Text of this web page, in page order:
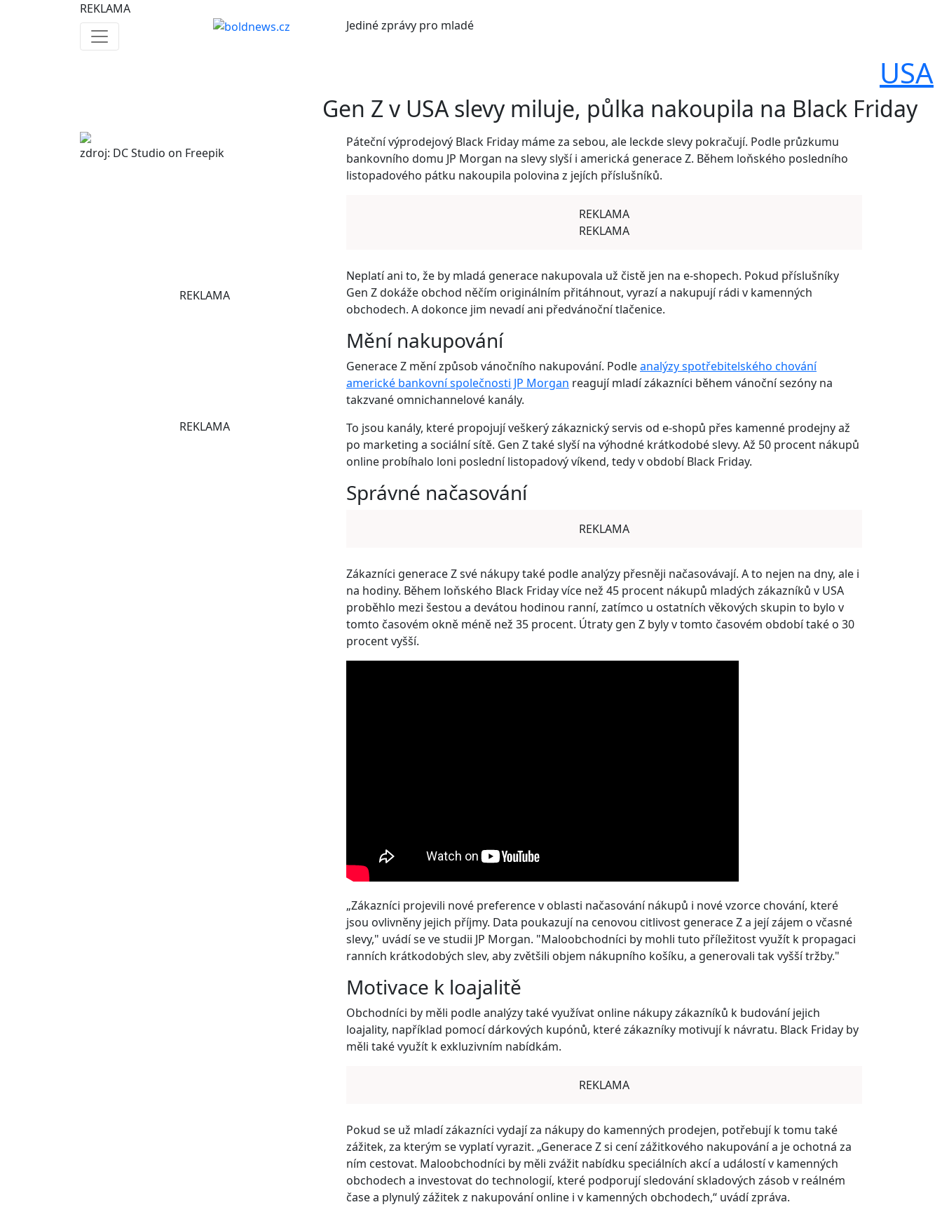
REKLAMA
Jedinézprávy pro mladé
USA
Gen Z v USA slevy miluje, půlka nakoupila na Black Friday
zdroj: DC Studio on Freepik
REKLAMA
REKLAMA
Páteční výprodejový Black Friday máme za sebou, ale leckde slevy pokračují. Podle průzkumu
bankovního domu JP Morgan na slevy slyší i americká generace Z. Během loňského posledního
listopadového pátku nakoupila polovina z jejích příslušníků.
REKLAMA
REKLAMA
Neplatí ani to, že by mladá generace nakupovala už čistě jen na e-shopech. Pokud příslušníky
Gen Z dokáže obchod něčím originálním přitáhnout, vyrazí a nakupují rádi v kamenných
obchodech. A dokonce jim nevadí ani předvánoční tlačenice.
Mění nakupování
Generace Z mění způsob vánočního nakupování. Podleanalýzy spotřebitelského chování
americké bankovní společnosti JP Morgan reagují mladí zákazníci během vánoční sezóny na
takzvané omnichannelové kanály.
To jsou kanály, které propojují veškerý zákaznický servis od e-shopů přes kamenné prodejny až
po marketing a sociální sítě. Gen Z také slyší na výhodné krátkodobé slevy. Až 50 procent nákupů
online probíhalo loni poslední listopadový víkend, tedy v období Black Friday.
Správné načasování
REKLAMA
Zákazníci generace Z své nákupy také podle analýzy přesněji načasovávají. A to nejen na dny, ale i
na hodiny. Během loňského Black Friday více než 45 procent nákupů mladých zákazníků v USA
proběhlo mezi šestou a devátou hodinou ranní, zatímco u ostatních věkových skupin to bylo v
tomto časovém okně méně než 35 procent. Útraty gen Z byly v tomto časovém období také o 30
procent vyšší.
„Zákazníci projevili nové preference v oblasti načasování nákupů i nové vzorce chování, které
jsou ovlivněny jejich příjmy. Data poukazují na cenovou citlivost generace Z a její zájem o včasné
slevy," uvádí se ve studii JP Morgan. "Maloobchodníci by mohli tuto příležitost využít k propagaci
ranních krátkodobých slev, aby zvětšili objem nákupního košíku, a generovali tak vyšší tržby."
Motivace k loajalitě
Obchodníci by měli podle analýzy také využívat online nákupy zákazníků k budování jejich
loajality, například pomocí dárkových kupónů, které zákazníky motivují k návratu. Black Friday by
měli také využít k exkluzivním nabídkám.
REKLAMA
Pokud se už mladí zákazníci vydají za nákupy do kamenných prodejen, potřebují k tomu také
zážitek, za kterým se vyplatí vyrazit. „Generace Z si cení zážitkového nakupování a je ochotná za
ním cestovat. Maloobchodníci by měli zvážit nabídku speciálních akcí a událostí v kamenných
obchodech a investovat do technologií, které podporují sledování skladových zásob v reálném
čase a plynulý zážitek z nakupování online i v kamenných obchodech,“ uvádí zpráva.